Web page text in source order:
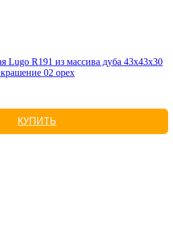
Lugo R191 из массива дуба 43х43х30
02 орех
КУПИТЬ